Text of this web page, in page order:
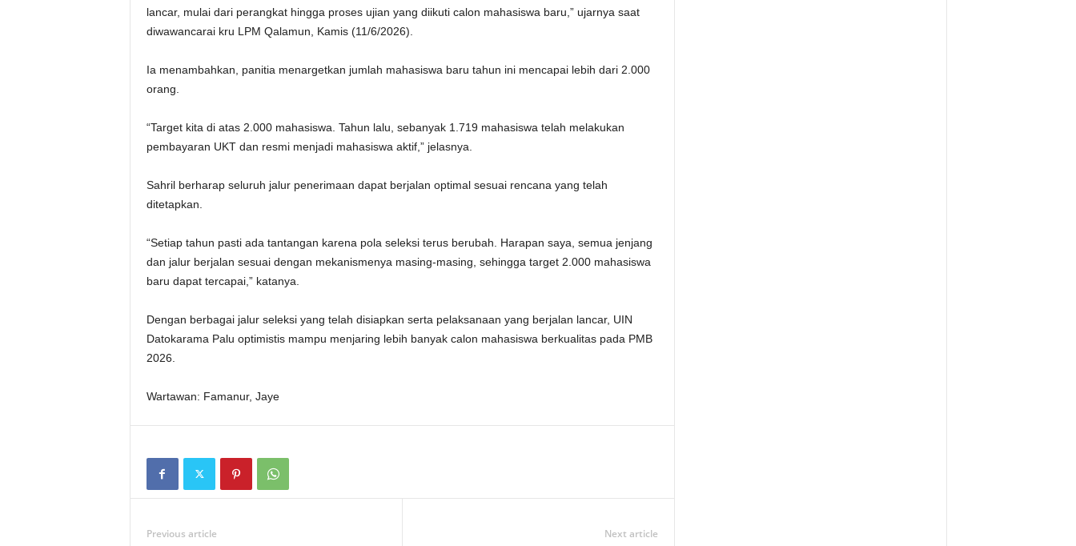
lancar, mulai dari perangkat hingga proses ujian yang diikuti calon mahasiswa baru,” ujarnya saat
diwawancarai kru LPM Qalamun, Kamis (11/6/2026).
Ia menambahkan, panitia menargetkan jumlah mahasiswa baru tahun ini mencapai lebih dari 2.000
orang.
“Target kita di atas 2.000 mahasiswa. Tahun lalu, sebanyak 1.719 mahasiswa telah melakukan
pembayaran UKT dan resmi menjadi mahasiswa aktif,” jelasnya.
Sahril berharap seluruh jalur penerimaan dapat berjalan optimal sesuai rencana yang telah
ditetapkan.
“Setiap tahun pasti ada tantangan karena pola seleksi terus berubah. Harapan saya, semua jenjang
dan jalur berjalan sesuai dengan mekanismenya masing-masing, sehingga target 2.000 mahasiswa
baru dapat tercapai,” katanya.
Dengan berbagai jalur seleksi yang telah disiapkan serta pelaksanaan yang berjalan lancar, UIN
Datokarama Palu optimistis mampu menjaring lebih banyak calon mahasiswa berkualitas pada PMB
2026.
Wartawan: Famanur, Jaye
Previous article Next article